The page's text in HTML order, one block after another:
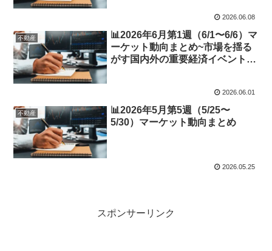
2026.06.08
不動産
📊2026年6月第1週（6/1〜6/6）マ
ーケット動向まとめ~市場を揺る
がす国内外の重要経済イベント・
2026.06.01
不動産
📊2026年5月第5週（5/25〜
5/30）マーケット動向まとめ
2026.05.25
スポンサーリンク